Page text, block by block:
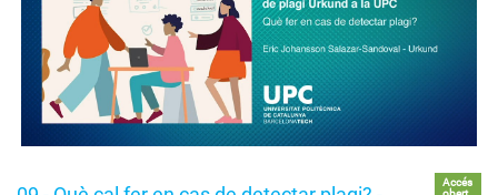
Accés